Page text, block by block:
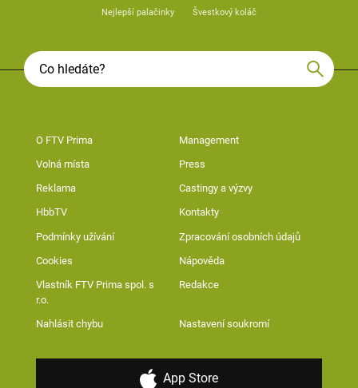
Nejlepší palačinky Švestkový koláč
O FTV Prima Management
Volná místa Press
Reklama Castingy a výzvy
HbbTV Kontakty
Podmínky užívání Zpracování osobních údajů
Cookies Nápověda
Vlastník FTV Prima spol. s
r.o.
Redakce
Nahlásit chybu Nastavení soukromí
App Store